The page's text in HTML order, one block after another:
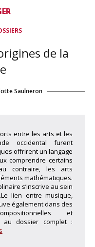
de la
Saulneron
entre les arts et les
occidental furent
offrirent un langage
comprendre certains
contraire, les arts
mathématiques.
s’inscrive au sein
lien entre musique,
également dans des
et
au dossier complet :